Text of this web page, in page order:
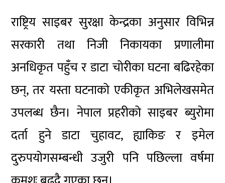
राष्ट्रिय साइबर सुरक्षा केन्द्रका अनुसार विभिन्न
सरकारी तथा निजी निकायका प्रणालीमा
अनधिकृत पहुँच र डाटा चोरीका घटना बढिरहेका
छन्, तर यस्ता घटनाको एकीकृत अभिलेखसमेत
उपलब्ध छैन। नेपाल प्रहरीको साइबर ब्युरोमा
दर्ता हुने डाटा चुहावट, ह्याकिङ र इमेल
दुरुपयोगसम्बन्धी उजुरी पनि पछिल्ला वर्षमा